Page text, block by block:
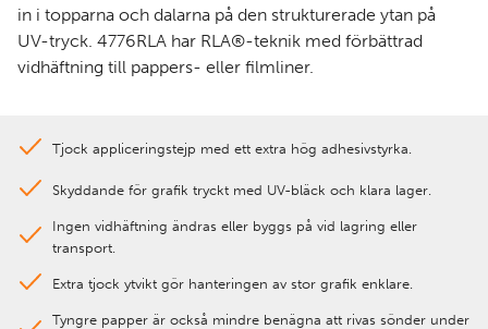
in i topparna och dalarna på den strukturerade ytan på
UV-tryck. 4776RLA har RLA®-teknik med förbättrad
vidhäftning till pappers- eller filmliner.
Tjock appliceringstejp med ett extra hög adhesivstyrka.
Skyddande för grafik tryckt med UV-bläck och klara lager.
Ingen vidhäftning ändras eller byggs på vid lagring eller
transport.
Extra tjock ytvikt gör hanteringen av stor grafik enklare.
Tyngre papper är också mindre benägna att rivas sönder under